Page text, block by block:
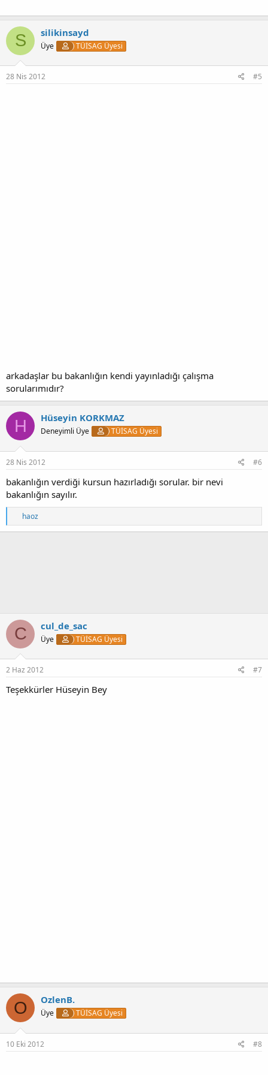
S silikinsayd
Üye TÜİSAG Üyesi
28 Nis 2012 #5
arkadaşlar bu bakanlığın kendi yayınladığı çalışma
sorularımıdır?
H Hüseyin KORKMAZ
Deneyimli Üye TÜİSAG Üyesi
28 Nis 2012 #6
bakanlığın verdiği kursun hazırladığı sorular. bir nevi
bakanlığın sayılır.
T
e
p
haoz
C cul_de_sac
Üye TÜİSAG Üyesi
2 Haz 2012 #7
Teşekkürler Hüseyin Bey
O OzlenB.
Üye TÜİSAG Üyesi
10 Eki 2012 #8